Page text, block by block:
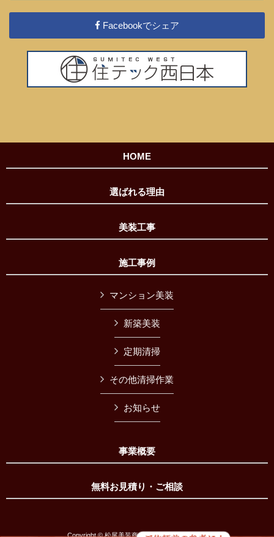
Facebookでシェア
HOME
選ばれる理由
美装工事
施工事例
マンション美装
新築美装
定期清掃
その他清掃作業
お知らせ
事業概要
無料お見積り・ご相談
Copyright © 松尾美装商会 All Rights Reserved.